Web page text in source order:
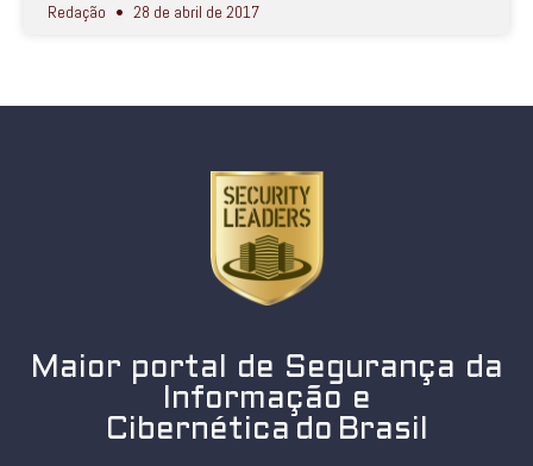
Redação 28 de abril de 2017
Maior portal de Segurança da
Informação e
Cibernética do Brasil